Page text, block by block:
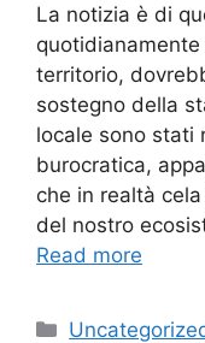
La notizia è di
territorio,
sostegno della
locale sono stati
burocratica,
che in realtà
del nostro
Read more
Categories